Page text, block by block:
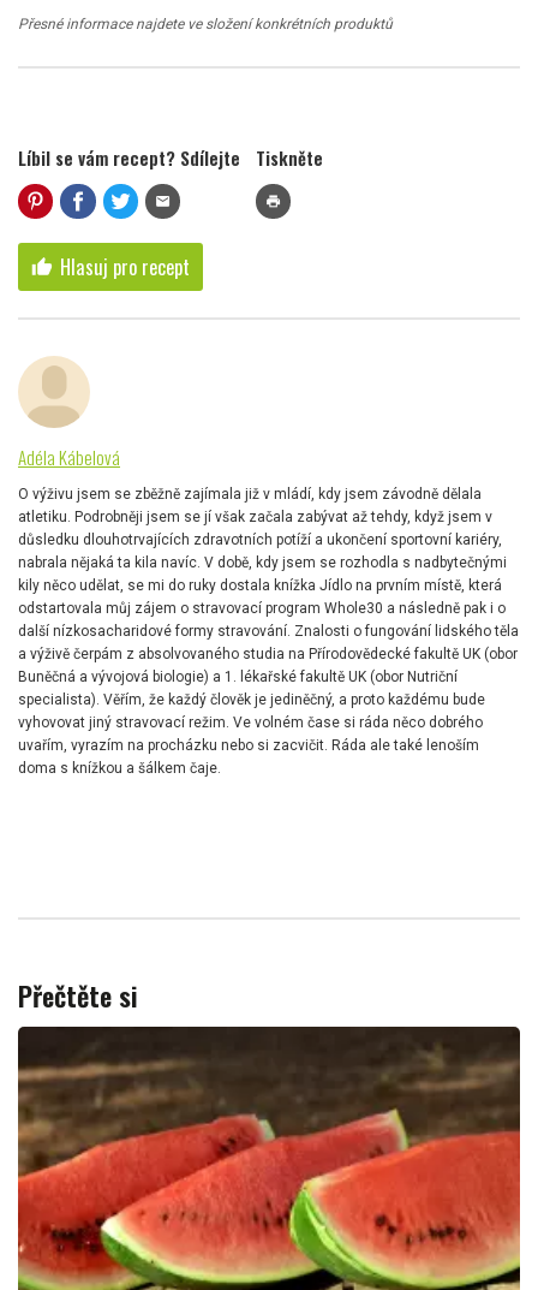
Přesné informace najdete ve složení konkrétních produktů
Líbil se vám recept? Sdílejte
mail
Tiskněte
print
thumb_up Hlasuj pro recept
Adéla Kábelová
O výživu jsem se zběžně zajímala již v mládí, kdy jsem závodně dělala
atletiku. Podrobněji jsem se jí však začala zabývat až tehdy, když jsem v
důsledku dlouhotrvajících zdravotních potíží a ukončení sportovní kariéry,
nabrala nějaká ta kila navíc. V době, kdy jsem se rozhodla s nadbytečnými
kily něco udělat, se mi do ruky dostala knížka Jídlo na prvním místě, která
odstartovala můj zájem o stravovací program Whole30 a následně pak i o
další nízkosacharidové formy stravování. Znalosti o fungování lidského těla
a výživě čerpám z absolvovaného studia na Přírodovědecké fakultě UK (obor
Buněčná a vývojová biologie) a 1. lékařské fakultě UK (obor Nutriční
specialista). Věřím, že každý člověk je jediněčný, a proto každému bude
vyhovovat jiný stravovací režim. Ve volném čase si ráda něco dobrého
uvařím, vyrazím na procházku nebo si zacvičit. Ráda ale také lenoším
doma s knížkou a šálkem čaje.
Přečtěte si